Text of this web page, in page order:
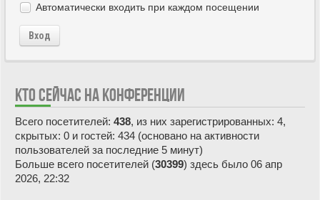
Автоматически входить при каждом посещении
Вход
КТО СЕЙЧАС НА КОНФЕРЕНЦИИ
Всего посетителей: 438, из них зарегистрированных: 4,
скрытых: 0 и гостей: 434 (основано на активности
пользователей за последние 5 минут)
Больше всего посетителей (30399) здесь было 06 апр
2026, 22:32